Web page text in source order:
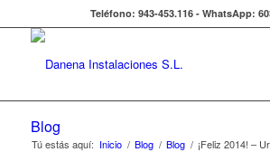
Teléfono: 943-453.116 - WhatsApp:
Blog
Tú estás aquí: Inicio / Blog / Blog / ¡Feliz 2014! –